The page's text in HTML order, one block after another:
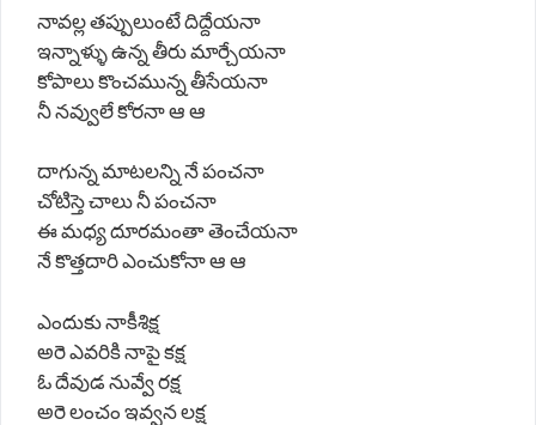
నావల్ల తప్పులుంటే దిద్దేయనా
ఇన్నాళ్ళు ఉన్న తీరు మార్చేయనా
కోపాలు కొంచమున్న తీసేయనా
నీ నవ్వులే కోరనా ఆ ఆ
దాగున్న మాటలన్ని నే పంచనా
చోటిస్తె చాలు నీ పంచనా
ఈ మధ్య దూరమంతా తెంచేయనా
నే కొత్తదారి ఎంచుకోనా ఆ ఆ
ఎందుకు నాకీశిక్ష
అరె ఎవరికి నాపై కక్ష
ఓ దేవుడ నువ్వే రక్ష
అరె లంచం ఇవ్వన లక్ష